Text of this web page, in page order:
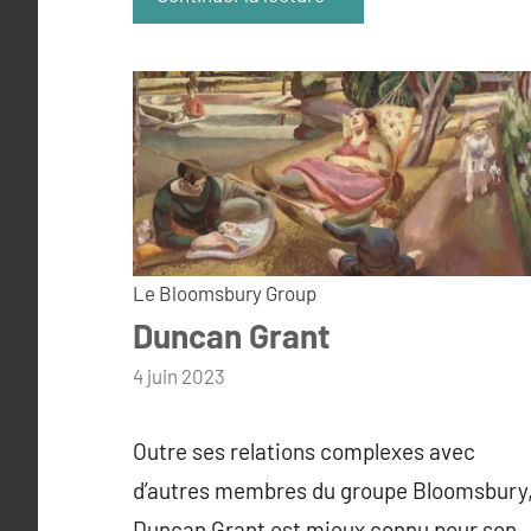
Le Bloomsbury Group
Duncan Grant
par
4 juin 2023
Outre ses relations complexes avec
d’autres membres du groupe